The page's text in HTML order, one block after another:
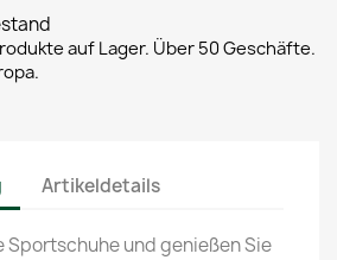
auf Lager. Über 50 Geschäfte.
Artikeldetails
Sportschuhe und genießen Sie